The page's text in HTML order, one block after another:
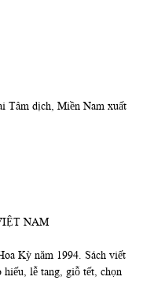
Tâm dịch, Miền Nam xuất
NAM
Kỳ năm 1994. Sách viết
lễ tang, giỗ tết, chọn